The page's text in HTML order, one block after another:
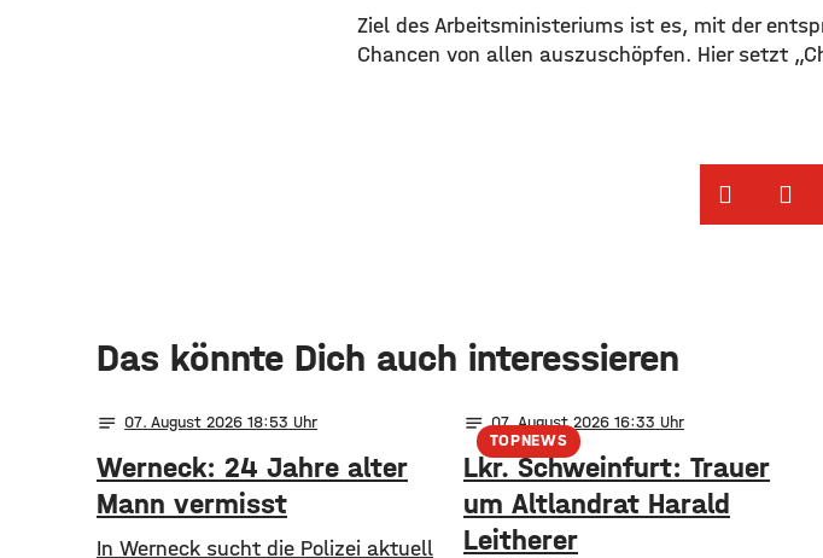
Ziel des Arbeitsministeriums ist es, mit der
Chancen von allen auszuschöpfen. Hier setzt
Das könnte Dich auch interessieren
notes 07. August 2026 18:53
Werneck: 24 Jahre alter
Mann vermisst
In Werneck sucht die Polizei aktuell
TOPNEWS
notes 07. August 2026 16:33
Lkr. Schweinfurt: Trauer
um Altlandrat Harald
Leitherer